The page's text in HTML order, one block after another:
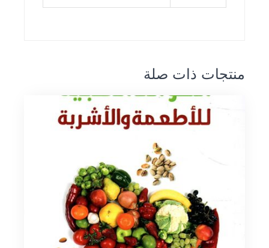
منتجات ذات صلة